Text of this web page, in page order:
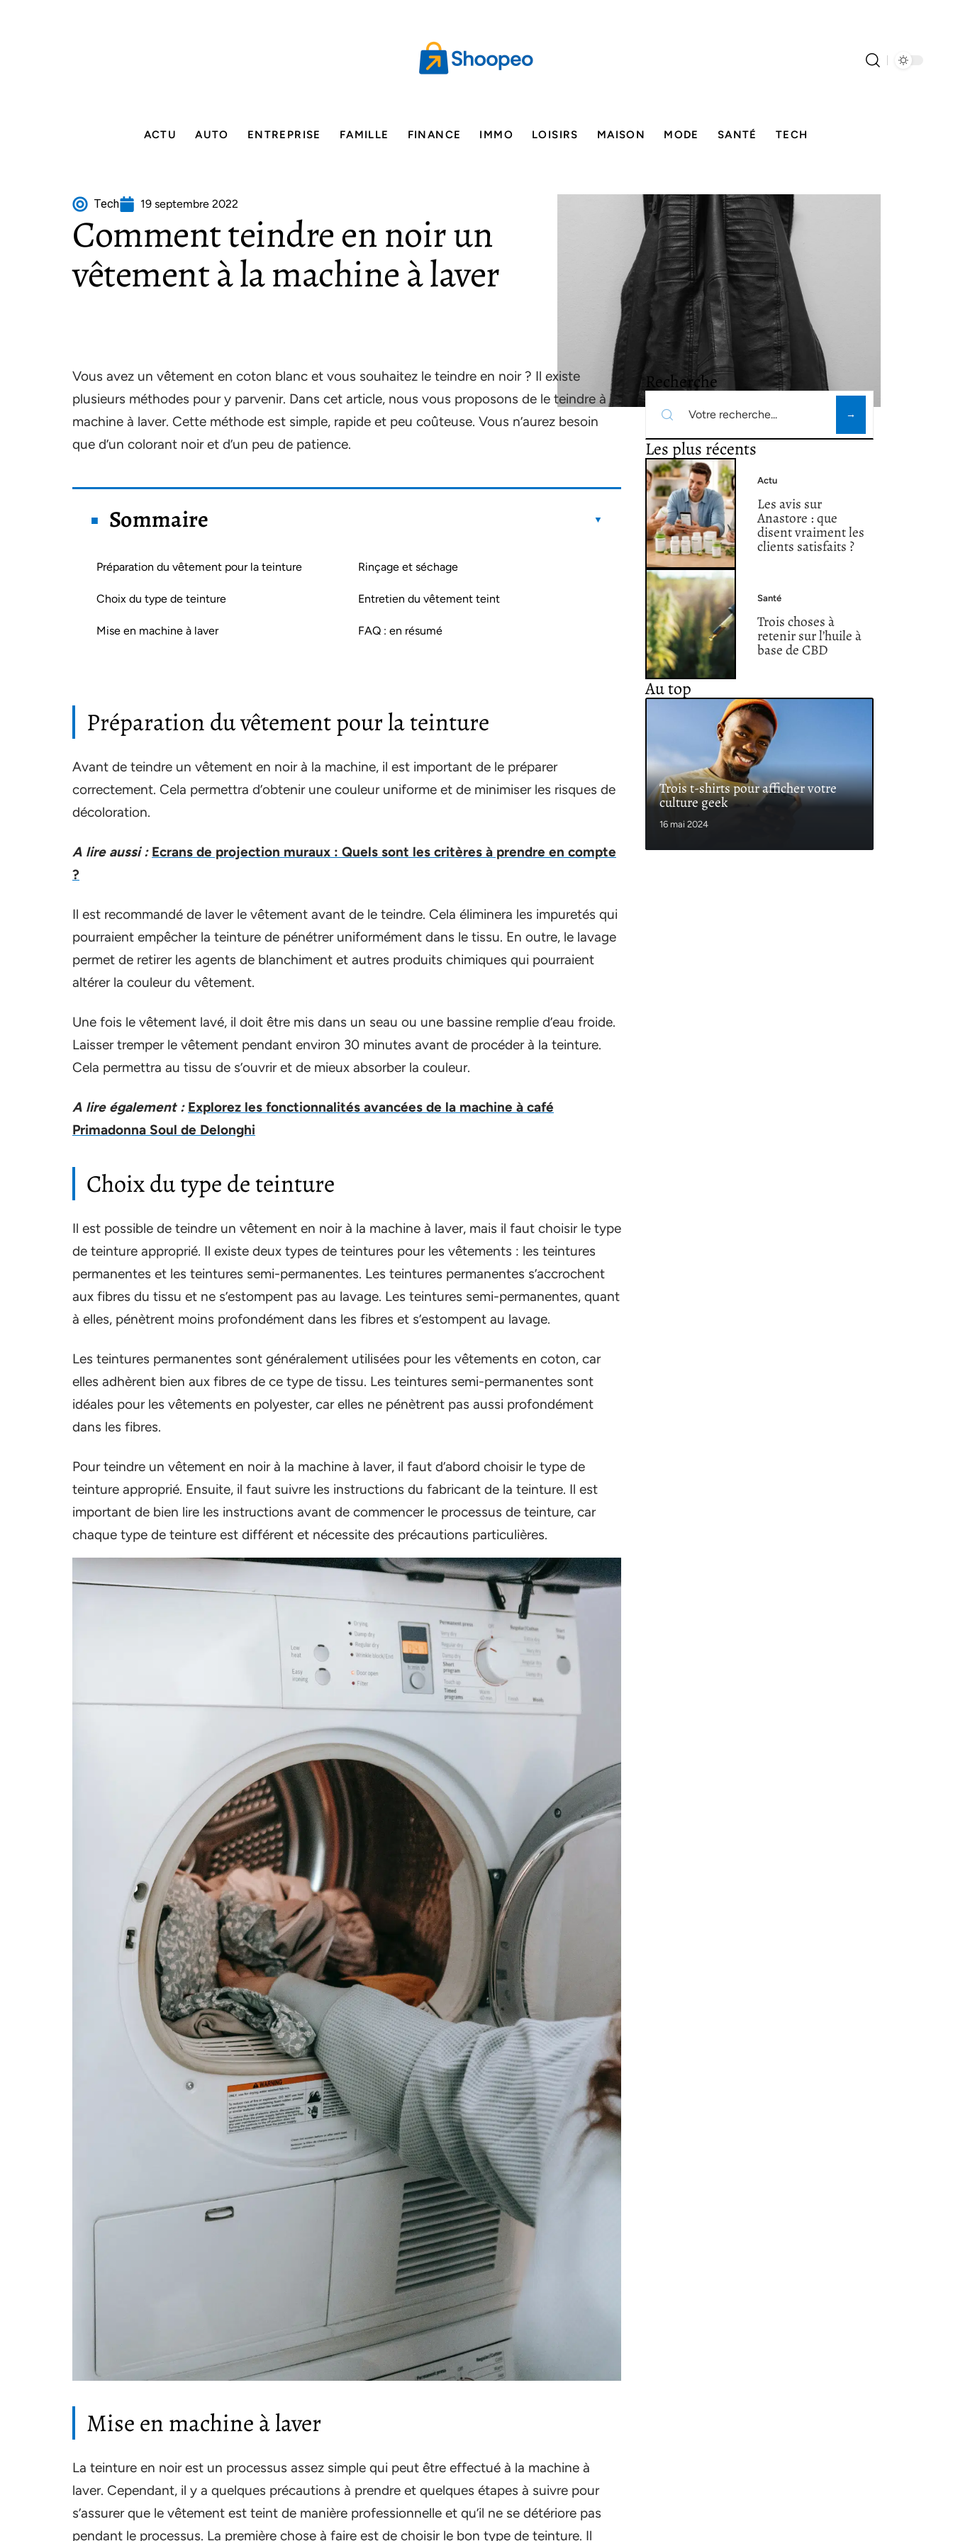
ACTU AUTO ENTREPRISE FAMILLE FINANCE IMMO LOISIRS MAISON MODE SANTÉ TECH
Tech 19 septembre 2022
Comment teindre en noir un
vêtement à la machine à laver
Vous avez un vêtement en coton blanc et vous souhaitez le teindre en noir ? Il existe
plusieurs méthodes pour y parvenir. Dans cet article, nous vous proposons de le teindre à la
machine à laver. Cette méthode est simple, rapide et peu coûteuse. Vous n’aurez besoin
que d’un colorant noir et d’un peu de patience.
Sommaire
Préparation du vêtement pour la teinture
Choix du type de teinture
Mise en machine à laver
Rinçage et séchage
Entretien du vêtement teint
FAQ : en résumé
Préparation du vêtement pour la teinture
Avant de teindre un vêtement en noir à la machine, il est important de le préparer
correctement. Cela permettra d’obtenir une couleur uniforme et de minimiser les risques de
décoloration.
A lire aussi : Ecrans de projection muraux : Quels sont les critères à prendre en compte
?
Il est recommandé de laver le vêtement avant de le teindre. Cela éliminera les impuretés qui
pourraient empêcher la teinture de pénétrer uniformément dans le tissu. En outre, le lavage
permet de retirer les agents de blanchiment et autres produits chimiques qui pourraient
altérer la couleur du vêtement.
Une fois le vêtement lavé, il doit être mis dans un seau ou une bassine remplie d’eau froide.
Laisser tremper le vêtement pendant environ 30 minutes avant de procéder à la teinture.
Cela permettra au tissu de s’ouvrir et de mieux absorber la couleur.
A lire également : Explorez les fonctionnalités avancées de la machine à café
Primadonna Soul de Delonghi
Choix du type de teinture
Il est possible de teindre un vêtement en noir à la machine à laver, mais il faut choisir le type
de teinture approprié. Il existe deux types de teintures pour les vêtements : les teintures
permanentes et les teintures semi-permanentes. Les teintures permanentes s’accrochent
aux fibres du tissu et ne s’estompent pas au lavage. Les teintures semi-permanentes, quant
à elles, pénètrent moins profondément dans les fibres et s’estompent au lavage.
Les teintures permanentes sont généralement utilisées pour les vêtements en coton, car
elles adhèrent bien aux fibres de ce type de tissu. Les teintures semi-permanentes sont
idéales pour les vêtements en polyester, car elles ne pénètrent pas aussi profondément
dans les fibres.
Pour teindre un vêtement en noir à la machine à laver, il faut d’abord choisir le type de
teinture approprié. Ensuite, il faut suivre les instructions du fabricant de la teinture. Il est
important de bien lire les instructions avant de commencer le processus de teinture, car
chaque type de teinture est différent et nécessite des précautions particulières.
Mise en machine à laver
La teinture en noir est un processus assez simple qui peut être effectué à la machine à
laver. Cependant, il y a quelques précautions à prendre et quelques étapes à suivre pour
s’assurer que le vêtement est teint de manière professionnelle et qu’il ne se détériore pas
pendant le processus. La première chose à faire est de choisir le bon type de teinture. Il
Recherche
Les plus récents
Actu
Les avis sur
Anastore : que
disent vraiment les
clients satisfaits ?
Santé
Trois choses à
retenir sur l’huile à
base de CBD
Au top
Trois t-shirts pour afficher votre
culture geek
16 mai 2024